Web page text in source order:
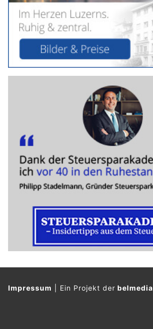
Impressum Ein Projekt derbelmedia